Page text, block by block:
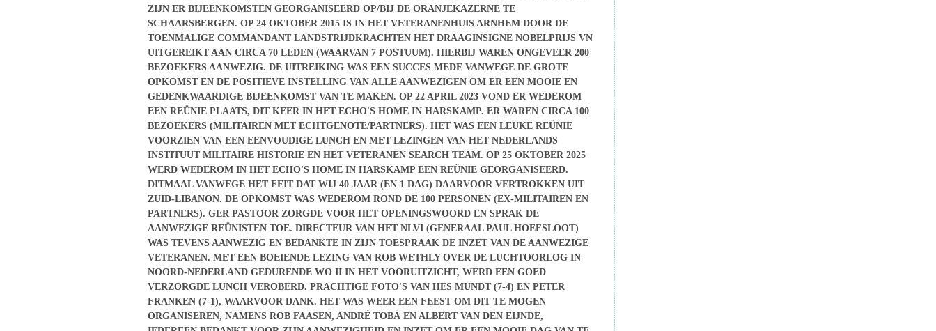
ZIJN ER BIJEENKOMSTEN GEORGANISEERD OP/BIJ DE ORANJEKAZERNE TE
SCHAARSBERGEN. OP 24 OKTOBER 2015 IS IN HET VETERANENHUIS ARNHEM DOOR DE
TOENMALIGE COMMANDANT LANDSTRIJDKRACHTEN HET DRAAGINSIGNE NOBELPRIJS VN
UITGEREIKT AAN CIRCA 70 LEDEN (WAARVAN 7 POSTUUM). HIERBIJ WAREN ONGEVEER 200
BEZOEKERS AANWEZIG. DE UITREIKING WAS EEN SUCCES MEDE VANWEGE DE GROTE
OPKOMST EN DE POSITIEVE INSTELLING VAN ALLE AANWEZIGEN OM ER EEN MOOIE EN
GEDENKWAARDIGE BIJEENKOMST VAN TE MAKEN. OP 22 APRIL 2023 VOND ER WEDEROM
EEN REÜNIE PLAATS, DIT KEER IN HET ECHO'S HOME IN HARSKAMP. ER WAREN CIRCA 100
BEZOEKERS (MILITAIREN MET ECHTGENOTE/PARTNERS). HET WAS EEN LEUKE REÜNIE
VOORZIEN VAN EEN EENVOUDIGE LUNCH EN MET LEZINGEN VAN HET NEDERLANDS
INSTITUUT MILITAIRE HISTORIE EN HET VETERANEN SEARCH TEAM. OP 25 OKTOBER 2025
WERD WEDEROM IN HET ECHO'S HOME IN HARSKAMP EEN REÜNIE GEORGANISEERD.
DITMAAL VANWEGE HET FEIT DAT WIJ 40 JAAR (EN 1 DAG) DAARVOOR VERTROKKEN UIT
ZUID-LIBANON. DE OPKOMST WAS WEDEROM ROND DE 100 PERSONEN (EX-MILITAIREN EN
PARTNERS). GER PASTOOR ZORGDE VOOR HET OPENINGSWOORD EN SPRAK DE
AANWEZIGE REÜNISTEN TOE. DIRECTEUR VAN HET NLVI (GENERAAL PAUL HOEFSLOOT)
WAS TEVENS AANWEZIG EN BEDANKTE IN ZIJN TOESPRAAK DE INZET VAN DE AANWEZIGE
VETERANEN. MET EEN BOEIENDE LEZING VAN ROB WETHLY OVER DE LUCHTOORLOG IN
NOORD-NEDERLAND GEDURENDE WO II IN HET VOORUITZICHT, WERD EEN GOED
VERZORGDE LUNCH VEROBERD. PRACHTIGE FOTO'S VAN HES MUNDT (7-4) EN PETER
FRANKEN (7-1), WAARVOOR DANK. HET WAS WEER EEN FEEST OM DIT TE MOGEN
ORGANISEREN, NAMENS ROB FAASEN, ANDRÉ TOBÄ EN ALBERT VAN DEN EIJNDE,